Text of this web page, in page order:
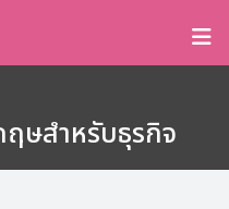
ษสำหรับธุรกิจ